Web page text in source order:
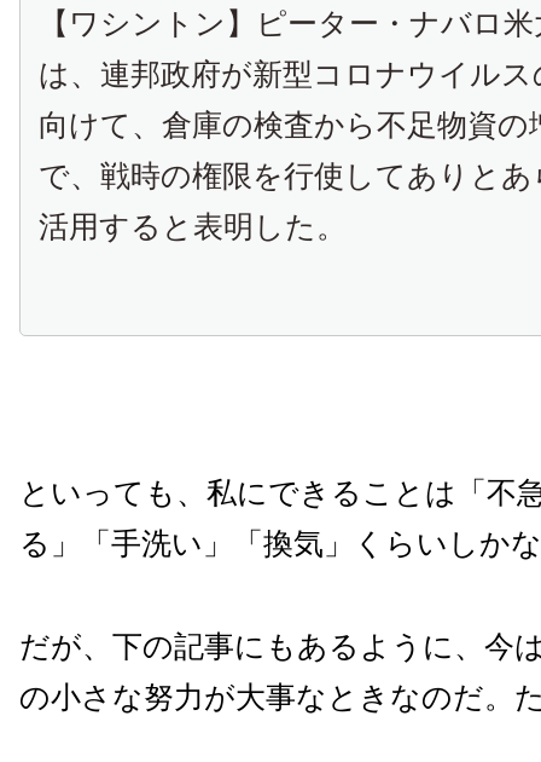
【ワシントン】ピーター・ナバロ
は、連邦政府が新型コロナウイル
向けて、倉庫の検査から不足物資の
で、戦時の権限を行使してありと
活用すると表明した。
といっても、私にできることは「不
る」「手洗い」「換気」くらいしか
だが、下の記事にもあるように、今
の小さな努力が大事なときなのだ。